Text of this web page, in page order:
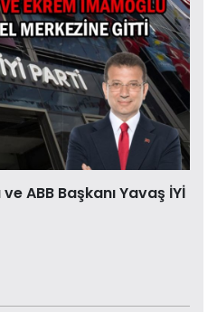
ABB Başkanı Yavaş İYİ